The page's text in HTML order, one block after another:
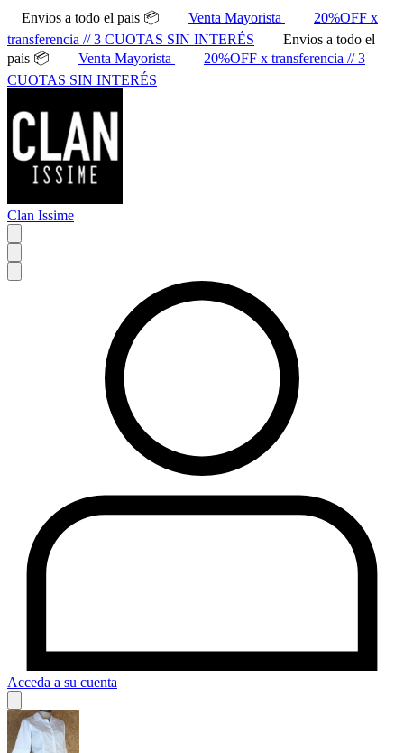
Envios a todo el pais 📦 Venta Mayorista
20%OFF x
transferencia // 3 CUOTAS SIN INTERÉS
Envios a todo el
pais 📦
Venta Mayorista
20%OFF x transferencia // 3
CUOTAS SIN INTERÉS
Clan Issime
Acceda a su cuenta